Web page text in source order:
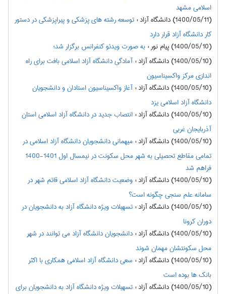
اسلامی مشهد
(1400/05/11) دانشگاه آزاد
:توسعه رشته های پزشکی و پیراپزشکی در دستور
کار دانشگاه آزاد قرار دارد
(1400/05/10) پیام نور
:به صورت ویدئو کنفرانس برگزار شد؛
(1400/05/10) دانشگاه آزاد
:آمادگی دانشگاه آزاد اسلامی بافت برای راه
اندازی مرکز واکسیناسیون
(1400/05/10) دانشگاه آزاد
:آغاز واکسیناسیون استادان و دانشجویان
دانشگاه آزاد اسلامی یزد
(1400/05/10) دانشگاه آزاد
:انتصاب جدید در دانشگاه آزاد اسلامی استان
آذربایجان غربی
(1400/05/10) دانشگاه آزاد
:میهمانی دانشجویان دانشگاه آزاد اسلامی در
تمامی مقاطع تحصیلی به شهر محل سکونت در نیمسال اول 1401-1400
فراهم شد
(1400/05/10) دانشگاه آزاد
:وضعیت دانشگاه آزاد اسلامی قائم شهر در
سامانه علم سنجی چگونه است؟
(1400/05/10) دانشگاه آزاد
:تسهیلات ویژه دانشگاه آزاد به دانشجویان در
دوران کرونا
(1400/05/10) دانشگاه آزاد
:دانشجویان دانشگاه آزاد می توانند در شهر
محل سکونتشان مهمان شوند
(1400/05/10) دانشگاه آزاد
: سعی دانشگاه آزاد اسلامی همکاری با اکثر
بانک ها بوده است
(1400/05/10) دانشگاه آزاد
:تسهیلات ویژه دانشگاه آزاد به دانشجویان برای